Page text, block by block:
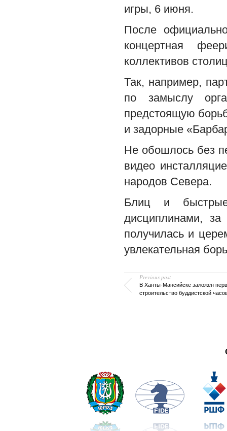
игры, 6 июня.
После
концертная
коллективов
Так, например,
по замыслу
предстоящую
и задорные
Не обошлось без
видео
народов Севера.
Блиц и
дисциплинами,
получилась и
увлекательная
Previous post
В Ханты-Мансийске заложен
строительство буддистcкой